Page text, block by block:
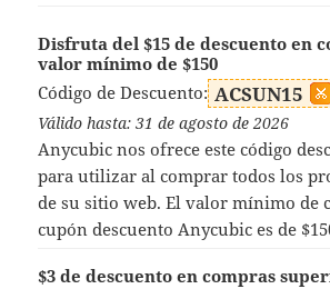
Disfruta del $15 de descuento en
valor mínimo de $150
Código de Descuento: ACSUN15
Válido hasta: 31 de agosto de 2026
Anycubic nos ofrece este código
para utilizar al comprar todos los
de su sitio web. El valor mínimo de
cupón descuento Anycubic es de
$3 de descuento en compras